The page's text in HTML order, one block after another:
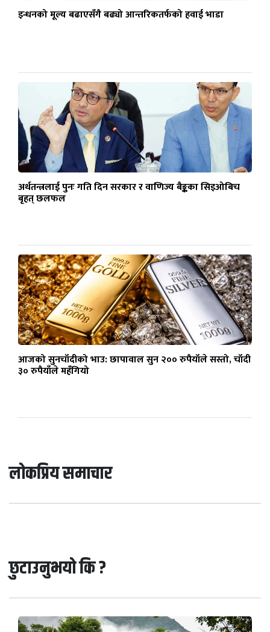
इन्धनको मूल्य बढाएसँगै बढ्यो आन्तरिकतर्फको हवाई भाडा
अर्थतन्त्रलाई पुनः गति दिन सरकार र वाणिज्य बैङ्कका सिइओबिच
बृहत् छलफल
आजको सुनचाँदीको भाउ: छापावाल सुन २०० रुपैयाँले सस्तो, चाँदी
३० रुपैयाँले महँगियो
लोकप्रिय समाचार
छुटाउनुभयो कि ?